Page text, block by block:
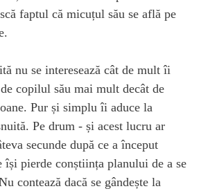
faptul că micuțul său se află pe
nu se interesează cât de mult îi
copilul său mai mult decât de
Pur și simplu îi aduce la
Pe drum - și acest lucru ar
secunde după ce a început
pierde conștiința planului de a se
contează dacă se gândește la